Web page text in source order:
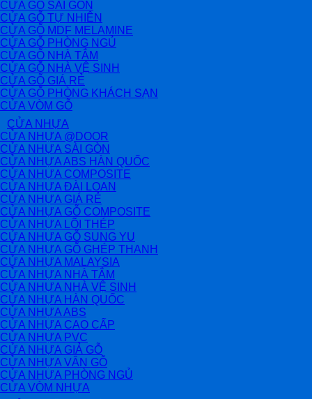
CỬA GỖ SÀI GÒN
CỬA GỖ TỰ NHIÊN
CỬA GỖ MDF MELAMINE
CỬA GỖ PHÒNG NGỦ
CỬA GỖ NHÀ TẮM
CỬA GỖ NHÀ VỆ SINH
CỬA GỖ GIÁ RẺ
CỬA GỖ PHÒNG KHÁCH SẠN
CỬA VÒM GỖ
CỬA NHỰA
CỬA NHỰA @DOOR
CỬA NHỰA SÀI GÒN
CỬA NHỰA ABS HÀN QUỐC
CỬA NHỰA COMPOSITE
CỬA NHỰA ĐÀI LOAN
CỬA NHỰA GIÁ RẺ
CỬA NHỰA GỖ COMPOSITE
CỬA NHỰA LÕI THÉP
CỬA NHỰA GỖ SUNG YU
CỬA NHỰA GỖ GHÉP THANH
CỬA NHỰA MALAYSIA
CỬA NHỰA NHÀ TẮM
CỬA NHỰA NHÀ VỆ SINH
CỬA NHỰA HÀN QUỐC
CỬA NHỰA ABS
CỬA NHỰA CAO CẤP
CỬA NHỰA PVC
CỬA NHỰA GIẢ GỖ
CỬA NHỰA VÂN GỖ
CỬA NHỰA PHÒNG NGỦ
CỬA VÒM NHỰA